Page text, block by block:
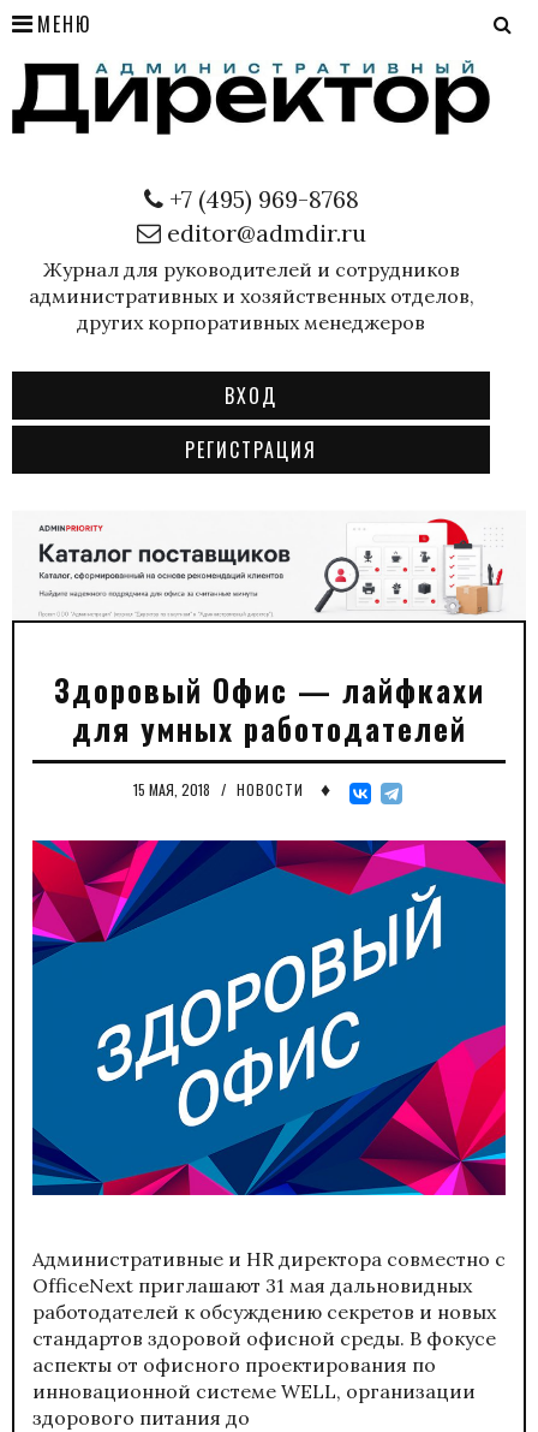
МЕНЮ
+7 (495) 969-8768
editor@admdir.ru
Журнал для руководителей и сотрудников
административных и хозяйственных отделов,
других корпоративных менеджеров
ВХОД
РЕГИСТРАЦИЯ
Здоровый Офис — лайфкахи
для умных работодателей
15 МАЯ, 2018 / НОВОСТИ ♦
Административные и HR директора совместно с
OfficeNext приглашают 31 мая дальновидных
работодателей к обсуждению секретов и новых
стандартов здоровой офисной среды. В фокусе
аспекты от офисного проектирования по
инновационной системе WELL, организации
здорового питания до